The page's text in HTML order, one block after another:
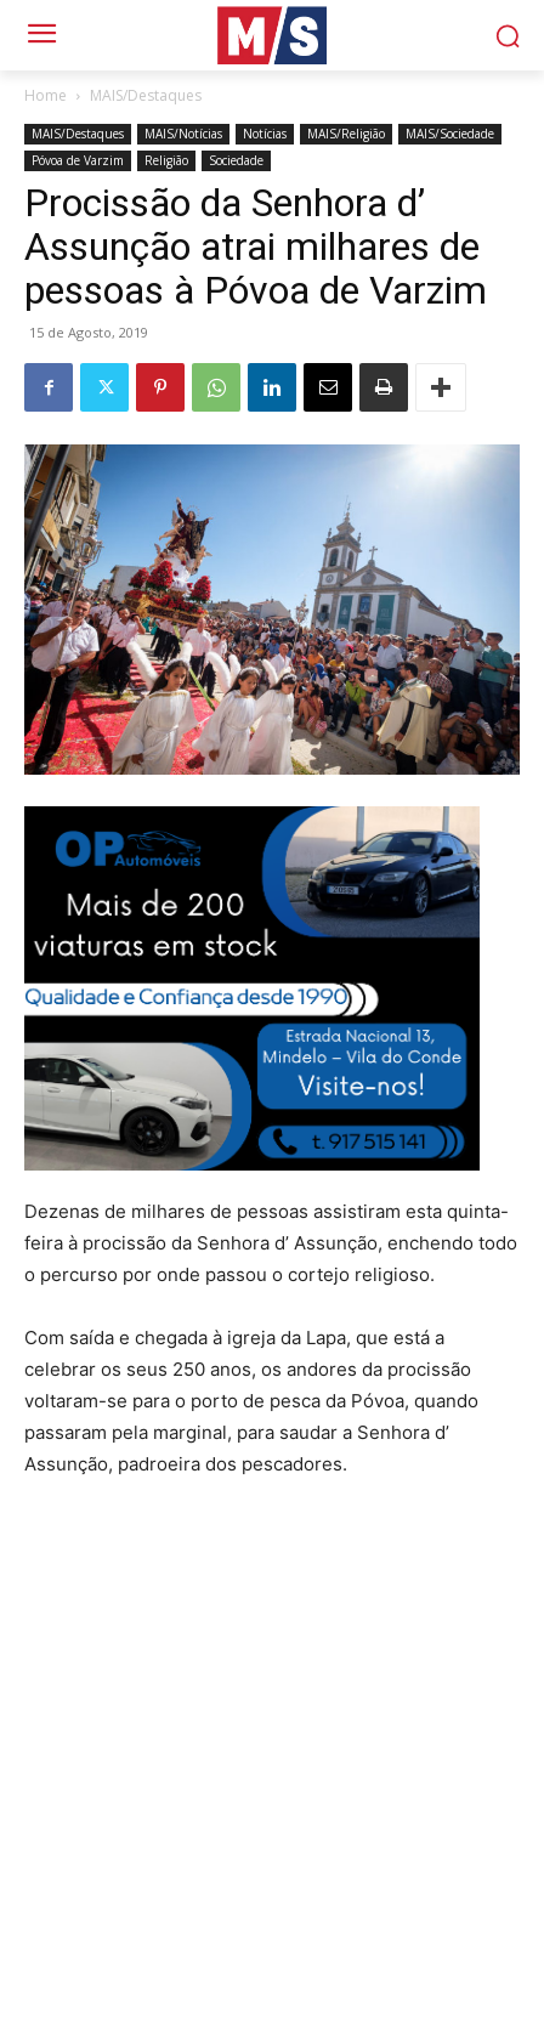
Home MAIS/Destaques
MAIS/Destaques MAIS/Notícias Notícias MAIS/Religião
MAIS/Sociedade
Póvoa de Varzim
Religião Sociedade
Procissão da Senhora d’
Assunção atrai milhares de
pessoas à Póvoa de Varzim
15 de Agosto, 2019
Dezenas de milhares de pessoas assistiram esta quinta-
feira à procissão da Senhora d’ Assunção, enchendo todo
o percurso por onde passou o cortejo religioso.
Com saída e chegada à igreja da Lapa, que está a
celebrar os seus 250 anos, os andores da procissão
voltaram-se para o porto de pesca da Póvoa, quando
passaram pela marginal, para saudar a Senhora d’
Assunção, padroeira dos pescadores.